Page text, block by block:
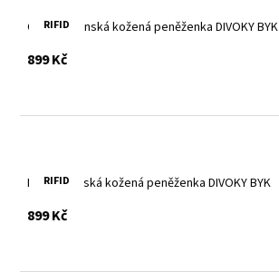
RIFID
Cognac pánská kožená peněženka DIVOKY BYK
899 Kčs DPH
RIFID
Hnědá pánská kožená peněženka DIVOKY BYK
899 Kčs DPH